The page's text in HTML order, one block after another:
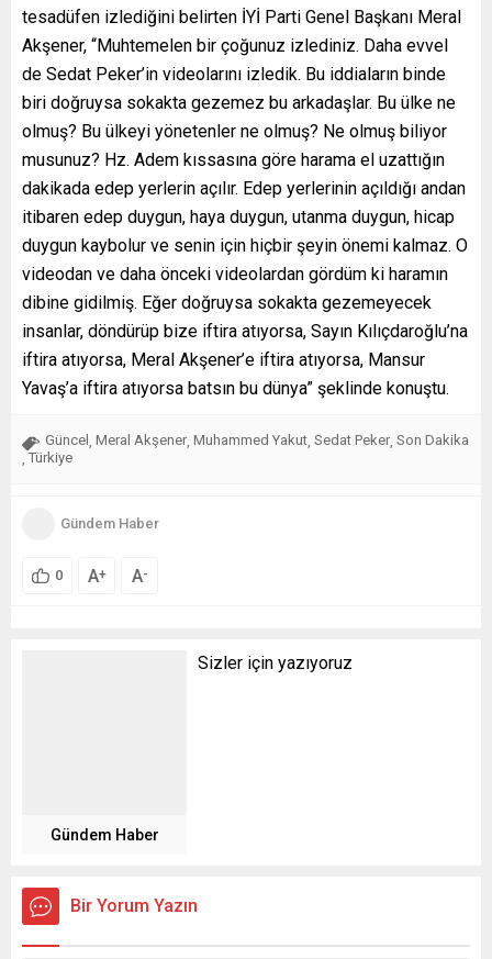
tesadüfen izlediğini belirten İYİ Parti Genel Başkanı Meral
Akşener, “Muhtemelen bir çoğunuz izlediniz. Daha evvel
de Sedat Peker’in videolarını izledik. Bu iddiaların binde
biri doğruysa sokakta gezemez bu arkadaşlar. Bu ülke ne
olmuş? Bu ülkeyi yönetenler ne olmuş? Ne olmuş biliyor
musunuz? Hz. Adem kıssasına göre harama el uzattığın
dakikada edep yerlerin açılır. Edep yerlerinin açıldığı andan
itibaren edep duygun, haya duygun, utanma duygun, hicap
duygun kaybolur ve senin için hiçbir şeyin önemi kalmaz. O
videodan ve daha önceki videolardan gördüm ki haramın
dibine gidilmiş. Eğer doğruysa sokakta gezemeyecek
insanlar, döndürüp bize iftira atıyorsa, Sayın Kılıçdaroğlu’na
iftira atıyorsa, Meral Akşener’e iftira atıyorsa, Mansur
Yavaş’a iftira atıyorsa batsın bu dünya” şeklinde konuştu.
Güncel Meral Akşener Muhammed Yakut Sedat Peker Son Dakika
Türkiye
Gündem Haber
0 A+ A-
Gündem Haber
Sizler için yazıyoruz
Bir Yorum Yazın